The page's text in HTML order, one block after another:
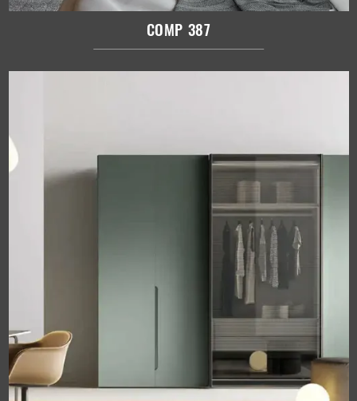
COMP 387